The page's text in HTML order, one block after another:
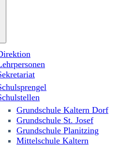
Grundschule Kaltern Dorf
Grundschule St. Josef
Grundschule Planitzing
Mittelschule Kaltern